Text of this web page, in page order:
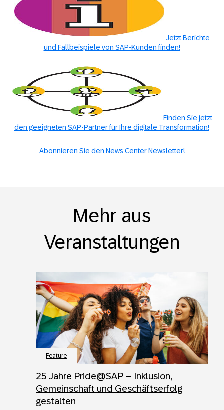
Jetzt Berichte
und Fallbeispiele von SAP-Kunden finden!
Finden Sie jetzt
den geeigneten SAP-Partner für Ihre digitale Transformation!
Abonnieren Sie den News Center Newsletter!
Mehr aus
Veranstaltungen
Feature
25 Jahre Pride@SAP – Inklusion,
Gemeinschaft und Geschäftserfolg
gestalten